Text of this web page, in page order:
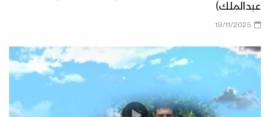
عبدالملك)
19/11/2025